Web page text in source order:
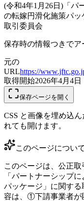
(令和4年1月26日)「パ
の転嫁円滑化施策パ
取引委員会
保存時の情報つきでア
元の
URLhttps://
取得開始2026年4月4日
保存ページを開く
CSS と画像を埋め込
れても開けます。
このページについて
このページは、公正取
「パートナーシップ
パッケージ」に関す
容は、①下請事業者が